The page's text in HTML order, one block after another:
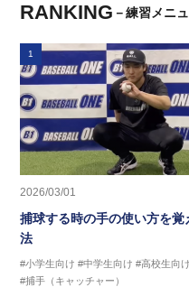
RANKING －練習メニ
1
2026/03/01
捕球する時の手の使い方を覚
法
#小学生向け #中学生向け #高校生向け
#捕手（キャッチャー）